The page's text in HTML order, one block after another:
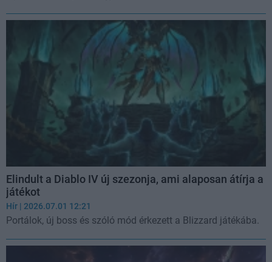
Elindult a Diablo IV új szezonja, ami alaposan átírja a
játékot
Hír | 2026.07.01 12:21
Portálok, új boss és szóló mód érkezett a Blizzard játékába.